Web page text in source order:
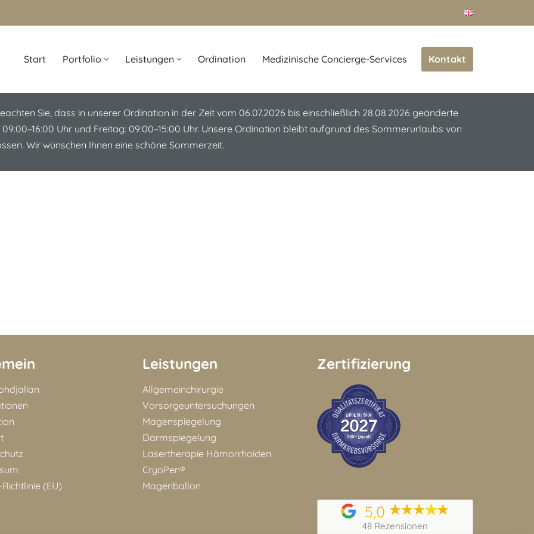
Start Portfolio Leistungen Ordination Medizinische Concierge-Services Kontakt
Sie, dass in unserer Ordination in der Zeit vom 06.07.2026 bis einschließlich 28.08.2026 geänderte
Uhr und Freitag: 09:00–15:00 Uhr. Unsere Ordination bleibt aufgrund des Sommerurlaubs von
Wir wünschen Ihnen eine schöne Sommerzeit.
(EU)
Leistungen
Allgemeinchirurgie
Vorsorgeuntersuchungen
Magenspiegelung
Darmspiegelung
Lasertherapie Hämorrhoiden
CryoPen®
Magenballon
Zertifizierung
5,0
48 Rezensionen